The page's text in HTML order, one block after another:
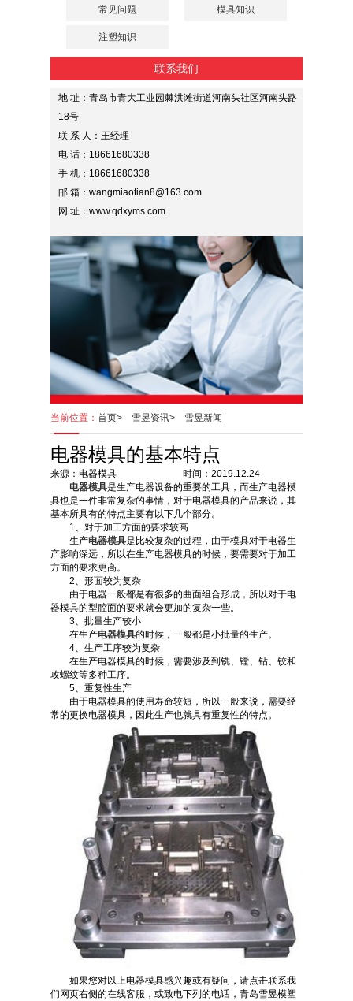
常见问题 模具知识
注塑知识
联系我们
地 址：青岛市青大工业园棘洪滩街道河南头社区河南头路
18号
联 系 人：王经理
电 话：18661680338
手 机：18661680338
邮 箱：wangmiaotian8@163.com
网 址：www.qdxyms.com
当前位置： 首页> 雪昱资讯> 雪昱新闻
电器模具的基本特点
来源：电器模具 时间：2019.12.24
电器模具是生产电器设备的重要的工具，而生产电器模
具也是一件非常复杂的事情，对于电器模具的产品来说，其
基本所具有的特点主要有以下几个部分。
1、对于加工方面的要求较高
生产电器模具是比较复杂的过程，由于模具对于电器生
产影响深远，所以在生产电器模具的时候，要需要对于加工
方面的要求更高。
2、形面较为复杂
由于电器一般都是有很多的曲面组合形成，所以对于电
器模具的型腔面的要求就会更加的复杂一些。
3、批量生产较小
在生产电器模具的时候，一般都是小批量的生产。
4、生产工序较为复杂
在生产电器模具的时候，需要涉及到铣、镗、钻、铰和
攻螺纹等多种工序。
5、重复性生产
由于电器模具的使用寿命较短，所以一般来说，需要经
常的更换电器模具，因此生产也就具有重复性的特点。
如果您对以上电器模具感兴趣或有疑问，请点击联系我
们网页右侧的在线客服，或致电下列的电话，青岛雪昱模塑